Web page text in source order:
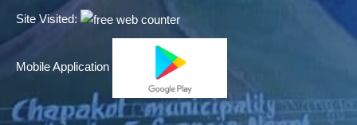
Site Visited:
Mobile Application